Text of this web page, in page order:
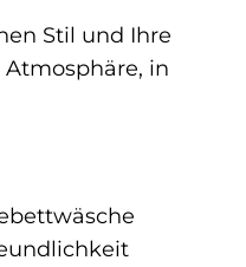
Stil und Ihre
in